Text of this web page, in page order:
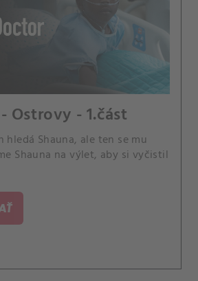
Ostrovy - 1.část
hledá Shauna, ale ten se mu
Shauna na výlet, aby si vyčistil